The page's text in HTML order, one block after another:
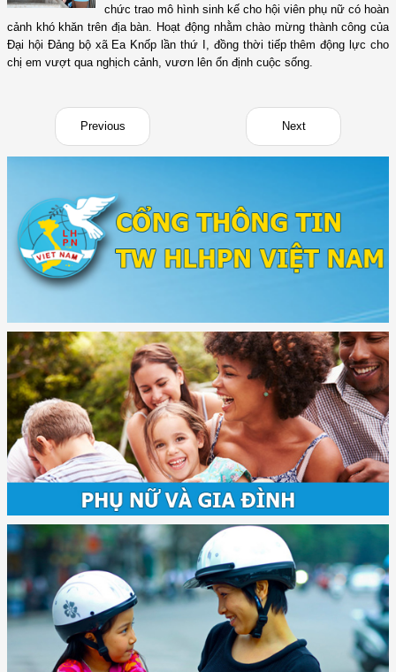
chức trao mô hình sinh kế cho hội viên phụ nữ có hoàn
cảnh khó khăn trên địa bàn. Hoạt động nhằm chào mừng thành công của
Đại hội Đảng bộ xã Ea Knốp lần thứ I, đồng thời tiếp thêm động lực cho
chị em vượt qua nghịch cảnh, vươn lên ổn định cuộc sống.
Previous Next